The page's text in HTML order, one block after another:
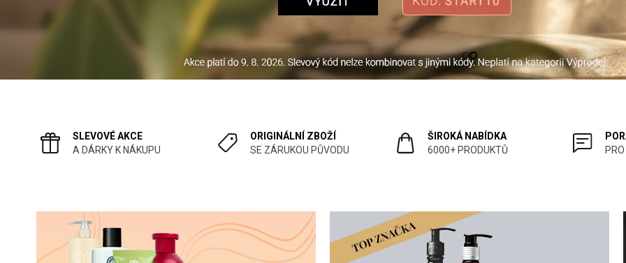
SLEVOVÉ AKCE
A DÁRKY K NÁKUPU
ORIGINÁLNÍ ZBOŽÍ
SE ZÁRUKOU PŮVODU
ŠIROKÁ NABÍDKA
6000+ PRODUKTŮ